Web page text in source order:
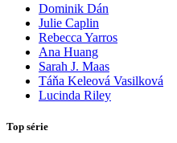
Dominik Dán
Julie Caplin
Rebecca Yarros
Ana Huang
Sarah J. Maas
Táňa Keleová Vasilková
Lucinda Riley
Top série